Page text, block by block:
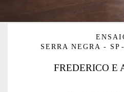
SERRA NEGRA - SP
FREDERICO E